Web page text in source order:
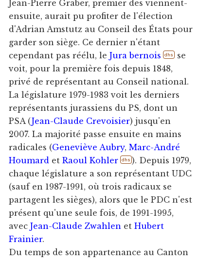
Jean-Pierre Graber, premier des viennent-
ensuite, aurait pu profiter de l'élection
d'Adrian Amstutz au Conseil des États pour
garder son siège. Ce dernier n'étant
cependant pas réélu, le Jura bernois dhs se
voit, pour la première fois depuis 1848,
privé de représentant au Conseil national.
La législature 1979-1983 voit les derniers
représentants jurassiens du PS, dont un
PSA (Jean-Claude Crevoisier) jusqu'en
2007. La majorité passe ensuite en mains
radicales (Geneviève Aubry, Marc-André
Houmardet Raoul Kohler dhs ). Depuis 1979,
chaque législature a son représentant UDC
(sauf en 1987-1991, où trois radicaux se
partagent les sièges), alors que le PDC n'est
présent qu'une seule fois, de 1991-1995,
avec Jean-Claude Zwahlen et Hubert
Frainier.
Du temps de son appartenance au Canton